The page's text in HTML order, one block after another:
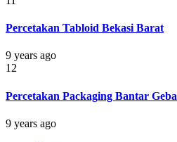
Percetakan Tabloid Bekasi Barat
9 years ago
12
Percetakan Packaging Bantar
9 years ago